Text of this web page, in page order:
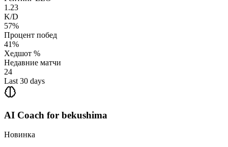
1.23
K/D
57%
Процент побед
41%
Хедшот %
Недавние матчи
24
Last 30 days
AI Coach for bekushima
Новинка